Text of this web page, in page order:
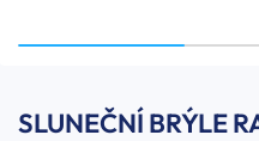
SLUNEČNÍ BRÝLE